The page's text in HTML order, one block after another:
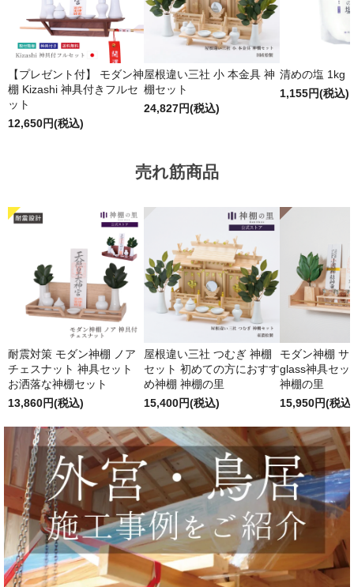
【プレゼント付】 モダン神
棚 Kizashi 神具付きフルセ
ット
12,650円(税込)
屋根違い三社 小 本金具 神
棚セット
24,827円(税込)
清めの塩 1kg
1,155円(税込)
売れ筋商品
耐震対策 モダン神棚 ノア
チェスナット 神具セット
お洒落な神棚セット
13,860円(税込)
屋根違い三社 つむぎ 神棚
セット 初めての方におすす
め神棚 神棚の里
15,400円(税込)
モダン神棚 サ
glass神具セッ
神棚の里
15,950円(税込